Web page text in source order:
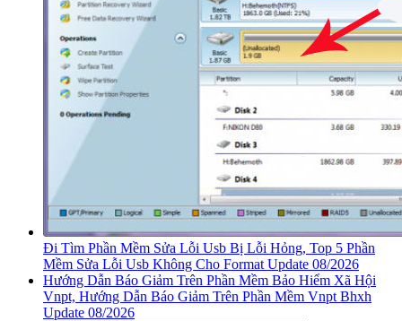
Đi Tìm Phần Mềm Sửa Lỗi Usb Bị Lỗi Hỏng, Top 5 Phần
Mềm Sửa Lỗi Usb Không Cho Format Update 08/2026
Hướng Dẫn Báo Giảm Trên Phần Mềm Bảo Hiểm Xã Hội
Vnpt, Hướng Dẫn Báo Giảm Trên Phần Mềm Vnpt Bhxh
Update 08/2026